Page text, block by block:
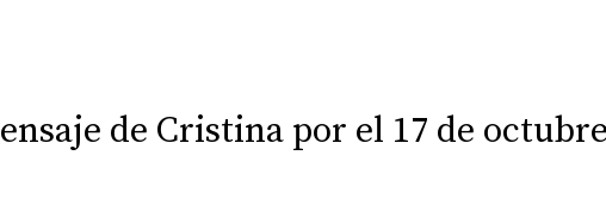
de Cristina por el 17 de octubre